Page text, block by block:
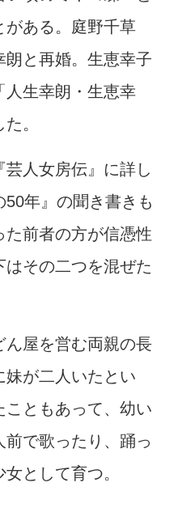
がある。庭野千草
朗と再婚。生恵幸子
人生幸朗・生恵幸
。
人女房伝』に詳し
年』の聞き書きも
た前者の方が信憑性
その二つを混ぜた
屋を営む両親の長
妹が二人いたとい
こともあって、幼い
前で歌ったり、踊っ
として育つ。